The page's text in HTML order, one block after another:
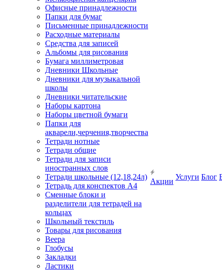
Офисные принадлежности
Папки для бумаг
Письменные принадлежности
Расходные материалы
Средства для записей
Альбомы для рисования
Бумага миллиметровая
Дневники Школьные
Дневники для музыкальной
школы
Дневники читательские
Наборы картона
Наборы цветной бумаги
Папки для
акварели,черчения,творчества
Тетради нотные
Тетради общие
Тетради для записи
иностранных слов
Тетради школьные (12,18,24л)
Тетрадь для конспектов А4
Сменные блоки и
разделители для тетрадей на
кольцах
Школьный текстиль
Товары для рисования
Веера
Глобусы
Закладки
Ластики
Акции
Услуги Блог